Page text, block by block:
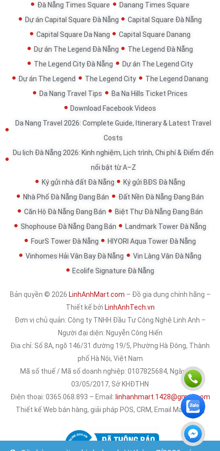
Đà Nẵng Times Square
Danang Times Square
Dự án Capital Square Đà Nẵng
Capital Square Đà Nẵng
Capital Square Da Nang
Capital Square Danang
Dự án The Legend Đà Nẵng
The Legend Đà Nẵng
The Legend City Đà Nẵng
Dự án The Legend City
Dự án The Legend
The Legend City
The Legend Danang
Da Nang Travel Tips
Ba Na Hills Ticket Prices
Download Facebook Videos
Da Nang Travel 2026: Complete Guide, Itinerary & Latest Travel
Costs
Du lịch Đà Nẵng 2026: Kinh nghiệm, Lịch trình, Chi phí & Điểm đến
nổi bật từ A–Z
Ký gửi nhà đất Đà Nẵng
Ký gửi BĐS Đà Nẵng
Nhà Phố Đà Nẵng Đang Bán
Đất Nền Đà Nẵng Đang Bán
Căn Hộ Đà Nẵng Đang Bán
Biệt Thự Đà Nẵng Đang Bán
Shophouse Đà Nẵng Đang Bán
Landmark Tower Đà Nẵng
FourS Tower Đà Nẵng
HIYORI Aqua Tower Đà Nẵng
Vinhomes Hải Vân Bay Đà Nẵng
Vin Làng Vân Đà Nẵng
Ecolife Signature Đà Nẵng
Bản quyền © 2026 LinhAnhMart.com – Đồ gia dụng chính hãng –
Thiết kế bởi LinhAnhTech.vn
Đơn vị chủ quản: Công ty TNHH Đầu Tư Công Nghệ Linh Anh –
Người đại diện: Nguyễn Công Hiến
Địa chỉ: Số 8A, ngõ 146/31 đường 19/5, Phường Hà Đông, Thành
phố Hà Nội, Việt Nam
Mã số thuế / Mã số doanh nghiệp: 0107825684, Ngày cấp:
03/05/2017, Sở KHĐTHN
Điện thoại: 0365.068.893 – Email: linhanhmart.1428@gmail.com
Thiết kế Web bán hàng, giải pháp POS, CRM, Email Marketing